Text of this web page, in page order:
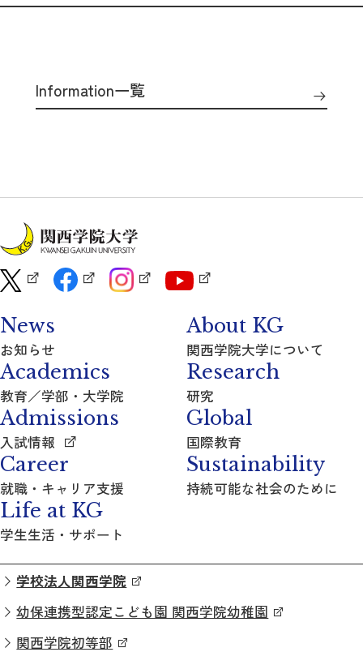
Information一覧
News
お知らせ
About KG
関西学院大学について
Academics
教育／学部・大学院
Research
研究
Admissions
入試情報
Global
国際教育
Career
就職・キャリア支援
Sustainability
持続可能な社会のために
Life at KG
学生生活・サポート
学校法人関西学院
幼保連携型認定こども園 関西学院幼稚園
関西学院初等部